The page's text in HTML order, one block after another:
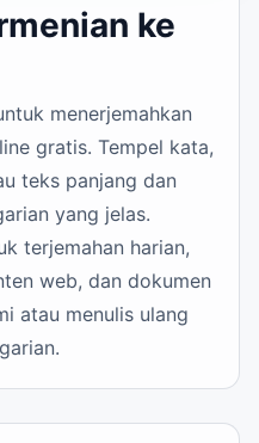
ke
menerjemahkan
gratis. Tempel kata,
teks panjang dan
yang jelas.
terjemahan harian,
web, dan dokumen
atau menulis ulang